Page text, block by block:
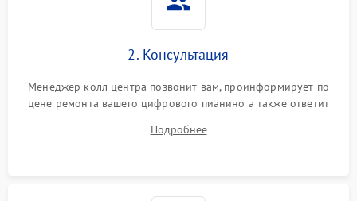
2. Консультация
Менеджер колл центра позвонит вам, проинформирует по
цене ремонта вашего цифрового пианино а также ответит
Подробнее